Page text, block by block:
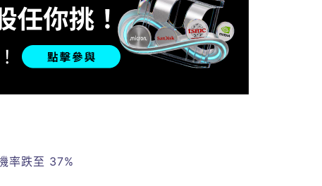
率跌至 37%